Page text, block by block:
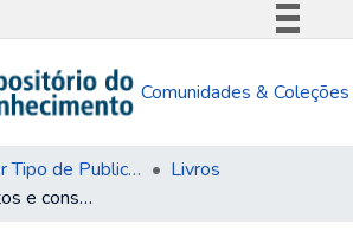
Comunica BR
Acesso à informação
Comunidades & Coleções
Navegar por Tipo de Publicação
Livros
Análise dos custos e conseqüencias da violência no Brasil